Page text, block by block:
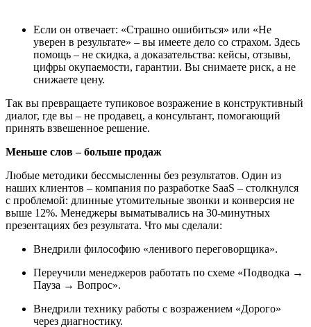
Если он отвечает: «Страшно ошибиться» или «Не
уверен в результате» – вы имеете дело со страхом. Здесь
помощь – не скидка, а доказательства: кейсы, отзывы,
цифры окупаемости, гарантии. Вы снимаете риск, а не
снижаете цену.
Так вы превращаете тупиковое возражение в конструктивный
диалог, где вы – не продавец, а консультант, помогающий
принять взвешенное решение.
Меньше слов – больше продаж
Любые методики бессмысленны без результатов. Один из
наших клиентов – компания по разработке SaaS – столкнулся
с проблемой: длинные утомительные звонки и конверсия не
выше 12%. Менеджеры выматывались на 30-минутных
презентациях без результата. Что мы сделали:
Внедрили философию «ленивого переговорщика».
Переучили менеджеров работать по схеме «Подводка →
Пауза → Вопрос».
Внедрили технику работы с возражением «Дорого»
через диагностику.